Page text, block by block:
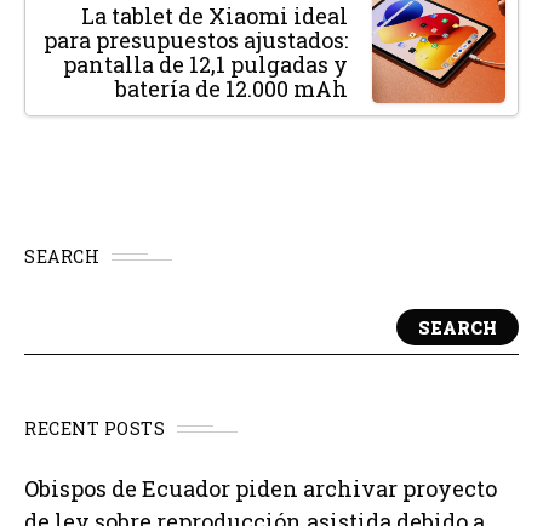
La tablet de Xiaomi ideal
para presupuestos ajustados:
pantalla de 12,1 pulgadas y
batería de 12.000 mAh
SEARCH
SEARCH
RECENT POSTS
Obispos de Ecuador piden archivar proyecto